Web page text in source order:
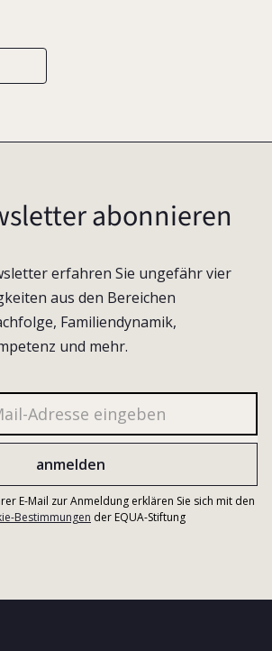
abonnieren
erfahren Sie ungefähr vier
aus den Bereichen
Familiendynamik,
und mehr.
E-Mail zur Anmeldung erklären Sie sich mit den
Bestimmungen der EQUA-Stiftung